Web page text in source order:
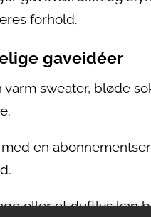
forhold.
gaveidéer
varm sweater, bløde
en
eller et duftlys kan